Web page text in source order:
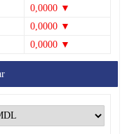
0,0000 ▼
0,0000 ▼
0,0000 ▼